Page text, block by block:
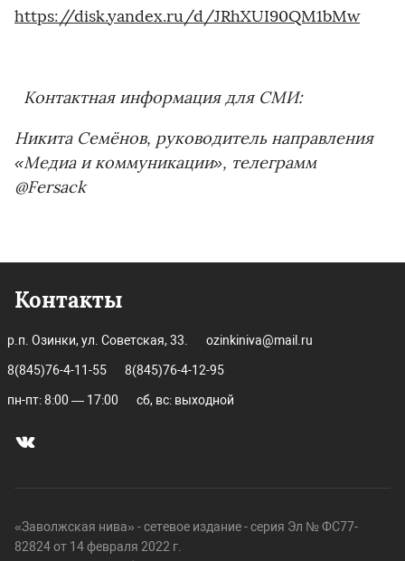
https://disk.yandex.ru/d/JRhXUI90QM1bMw
Контактная информация для СМИ:
Никита Семёнов, руководитель направления
«Медиа и коммуникации», телеграмм
@Fersack
Контакты
р.п. Озинки, ул. Советская, 33. ozinkiniva@mail.ru
8(845)76-4-11-55 8(845)76-4-12-95
пн-пт: 8:00 — 17:00 сб, вс: выходной
«Заволжская нива» - сетевое издание - серия Эл № ФС77-
82824 от 14 февраля 2022 г.